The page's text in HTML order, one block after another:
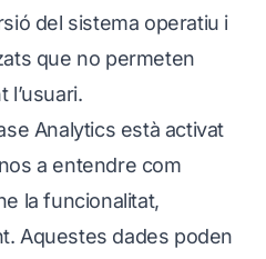
del sistema operatiu i
que no permeten
l’usuari.
Analytics està activat
a entendre com
la funcionalitat,
Aquestes dades poden